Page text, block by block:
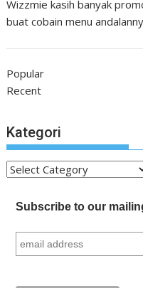
Wizzmie kasih banyak
buat cobain menu
Popular
Recent
Kategori
Kategori
Subscribe to our